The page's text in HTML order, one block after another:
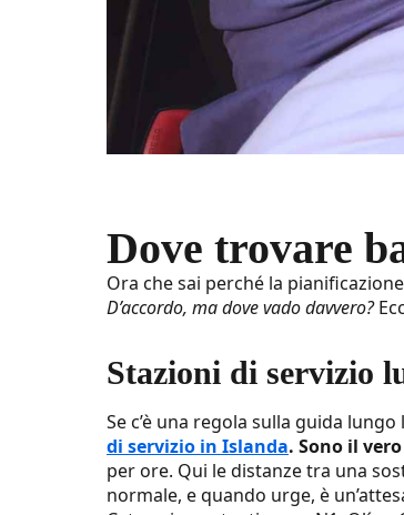
Dove trovare
Ora che sai perché la
D’accordo, ma dove vado davvero?
Stazioni di servizio
Se c’è una regola sulla guida
di servizio in Islanda. Sono il
per ore. Qui le distanze tra una
normale, e quando urge, è